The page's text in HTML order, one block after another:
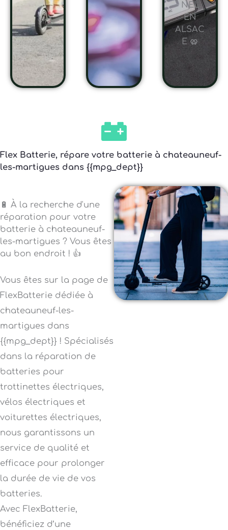
NEL
EN
ALSAC
E 🥨
Flex Batterie, répare votre batterie à chateauneuf-
les-martigues dans {{mpg_dept}}
🔋 À la recherche d'une
réparation pour votre
batterie à chateauneuf-
les-martigues ? Vous êtes
au bon endroit ! 👍
Vous êtes sur la page de
FlexBatterie dédiée à
chateauneuf-les-
martigues dans
{{mpg_dept}} ! Spécialisés
dans la réparation de
batteries pour
trottinettes électriques,
vélos électriques et
voiturettes électriques,
nous garantissons un
service de qualité et
efficace pour prolonger
la durée de vie de vos
batteries.
Avec FlexBatterie,
bénéficiez d’une